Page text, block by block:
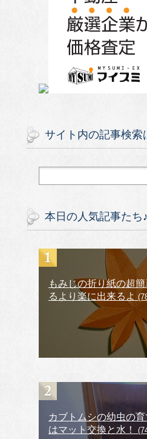
サイト内の記事検索
本日の人気記事たち♪
もみじの折り紙の超
るより楽に出来るよ
カブトムシの幼虫の
はマット交換と水！